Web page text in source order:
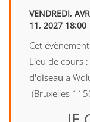
VENDREDI,
11, 2027 18:00
Cet
Lieu de cours :
d'oiseau a
(Bruxelles